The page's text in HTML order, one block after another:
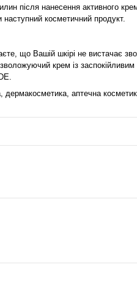
після нанесення активного
наступний косметичний продукт.
що Вашій шкірі не вистачає
крем із
дермакосметика, аптечна